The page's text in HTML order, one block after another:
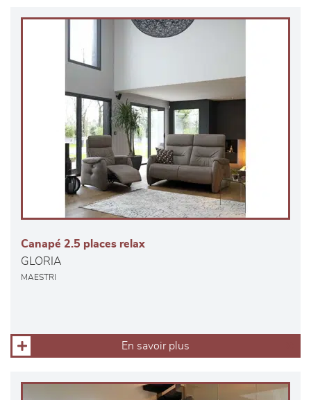
Canapé 2.5 places relax
GLORIA
MAESTRI
En savoir plus